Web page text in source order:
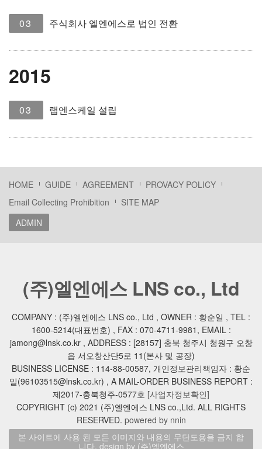
03 주식회사 엘엔에스로 법인 전환
2015
03 랩엔스케일 설립
HOME GUIDE AGREEMENT
PROVACY POLICY
Email Collecting Prohibition
SITE MAP
ADMIN
(주)엘엔에스 LNS co., Ltd
COMPANY : (주)엘엔에스 LNS co., Ltd , OWNER : 황순일 , TEL :
1600-5214(대표번호) , FAX : 070-4711-9981, EMAIL :
jamong@lnsk.co.kr , ADDRESS : [28157] 충북 청주시 청원구 오창
읍 서오창산단5로 11(본사 및 공장)
BUSINESS LICENSE : 114-88-00587, 개인정보관리책임자 : 황순
일(96103515@lnsk.co.kr) , A MAIL-ORDER BUSINESS REPORT :
제2017-충북청주-0577호 [사업자정보확인]
COPYRIGHT (c) 2021 (주)엘엔에스 LNS co.,Ltd. ALL RIGHTS
RESERVED. powered by nnin
본 사이트에 사용 된 모든 이미지와 내용의 무단도용을 금지 합
니다. design by (주)엘엔에스